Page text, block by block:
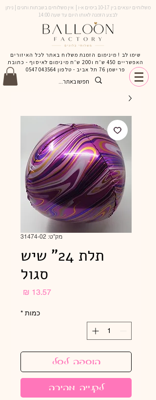
משלוחים יוצאים בין 10-17 בימים א-ו | אין משלוחים בשבתות וחגים | ניתן
לבצע הזמנה לאותו היום עד שעה 14:00
שימו לב ! מינימום הזמנת משלוח באתר לכל האיזורים
האפשריים 450 ש״ח ו200 ש״ח מינימום לאיסוף - כתובת
פרישמן 76 תל אביב - טלפון
0547043564
מק"ט: 31474-02
תלת 24" שיש
סגול
כמות *
הוספה לסל
לקנייה מהירה